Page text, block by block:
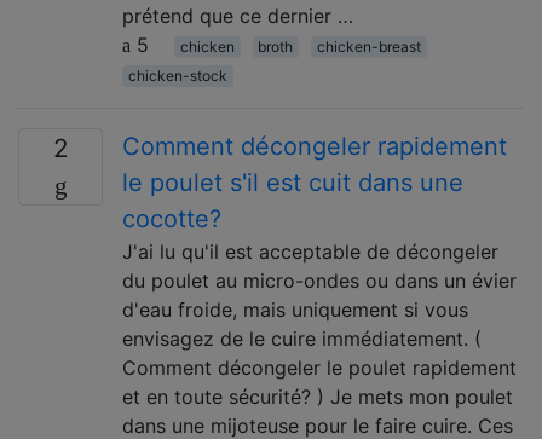
prétend que ce dernier …
5
chicken broth
chicken-breast
chicken-stock
2
Comment décongeler rapidement
le poulet s'il est cuit dans une
cocotte?
J'ai lu qu'il est acceptable de décongeler
du poulet au micro-ondes ou dans un évier
d'eau froide, mais uniquement si vous
envisagez de le cuire immédiatement. (
Comment décongeler le poulet rapidement
et en toute sécurité? ) Je mets mon poulet
dans une mijoteuse pour le faire cuire. Ces